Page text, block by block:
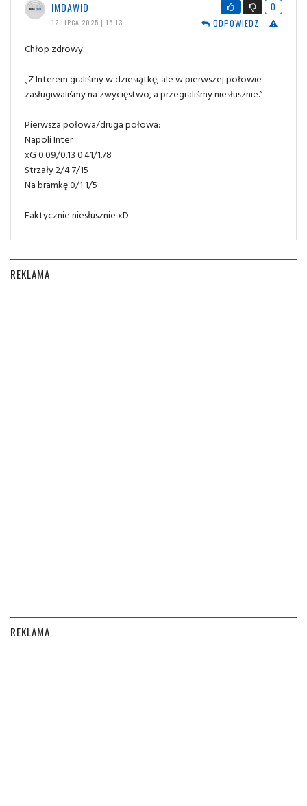
IMDAWID
12 LIPCA 2025 | 15:13
0
ODPOWIEDZ
Chłop zdrowy.
„Z Interem graliśmy w dziesiątkę, ale w pierwszej połowie
zasługiwaliśmy na zwycięstwo, a przegraliśmy niesłusznie.”
Pierwsza połowa/druga połowa:
Napoli Inter
xG 0.09/0.13 0.41/1.78
Strzały 2/4 7/15
Na bramkę 0/1 1/5
Faktycznie niesłusznie xD
REKLAMA
REKLAMA